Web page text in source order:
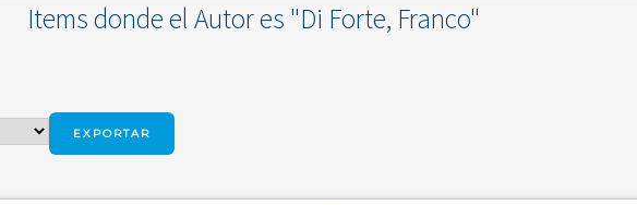
Items donde el Autor es "Di Forte, Franco"